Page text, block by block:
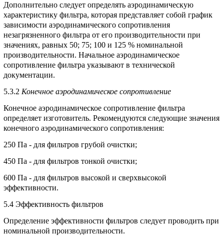
Дополнительно следует определять аэродинамическую
характеристику фильтра, которая представляет собой график
зависимости аэродинамического сопротивления
незагрязненного фильтра от его производительности при
значениях, равных 50; 75; 100 и 125 % номинальной
производительности. Начальное аэродинамическое
сопротивление фильтра указывают в технической
документации.
5.3.2 Конечное аэродинамическое сопротивление
Конечное аэродинамическое сопротивление фильтра
определяет изготовитель. Рекомендуются следующие значения
конечного аэродинамического сопротивления:
250 Па - для фильтров грубой очистки;
450 Па - для фильтров тонкой очистки;
600 Па - для фильтров высокой и сверхвысокой
эффективности.
5.4 Эффективность фильтров
Определение эффективности фильтров следует проводить при
номинальной производительности.